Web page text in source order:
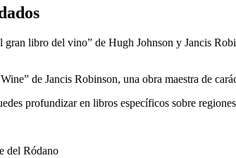
gran libro del vino” de Hugh Johnson y Jancis
de Jancis Robinson, una obra maestra de
profundizar en libros específicos sobre
del Ródano